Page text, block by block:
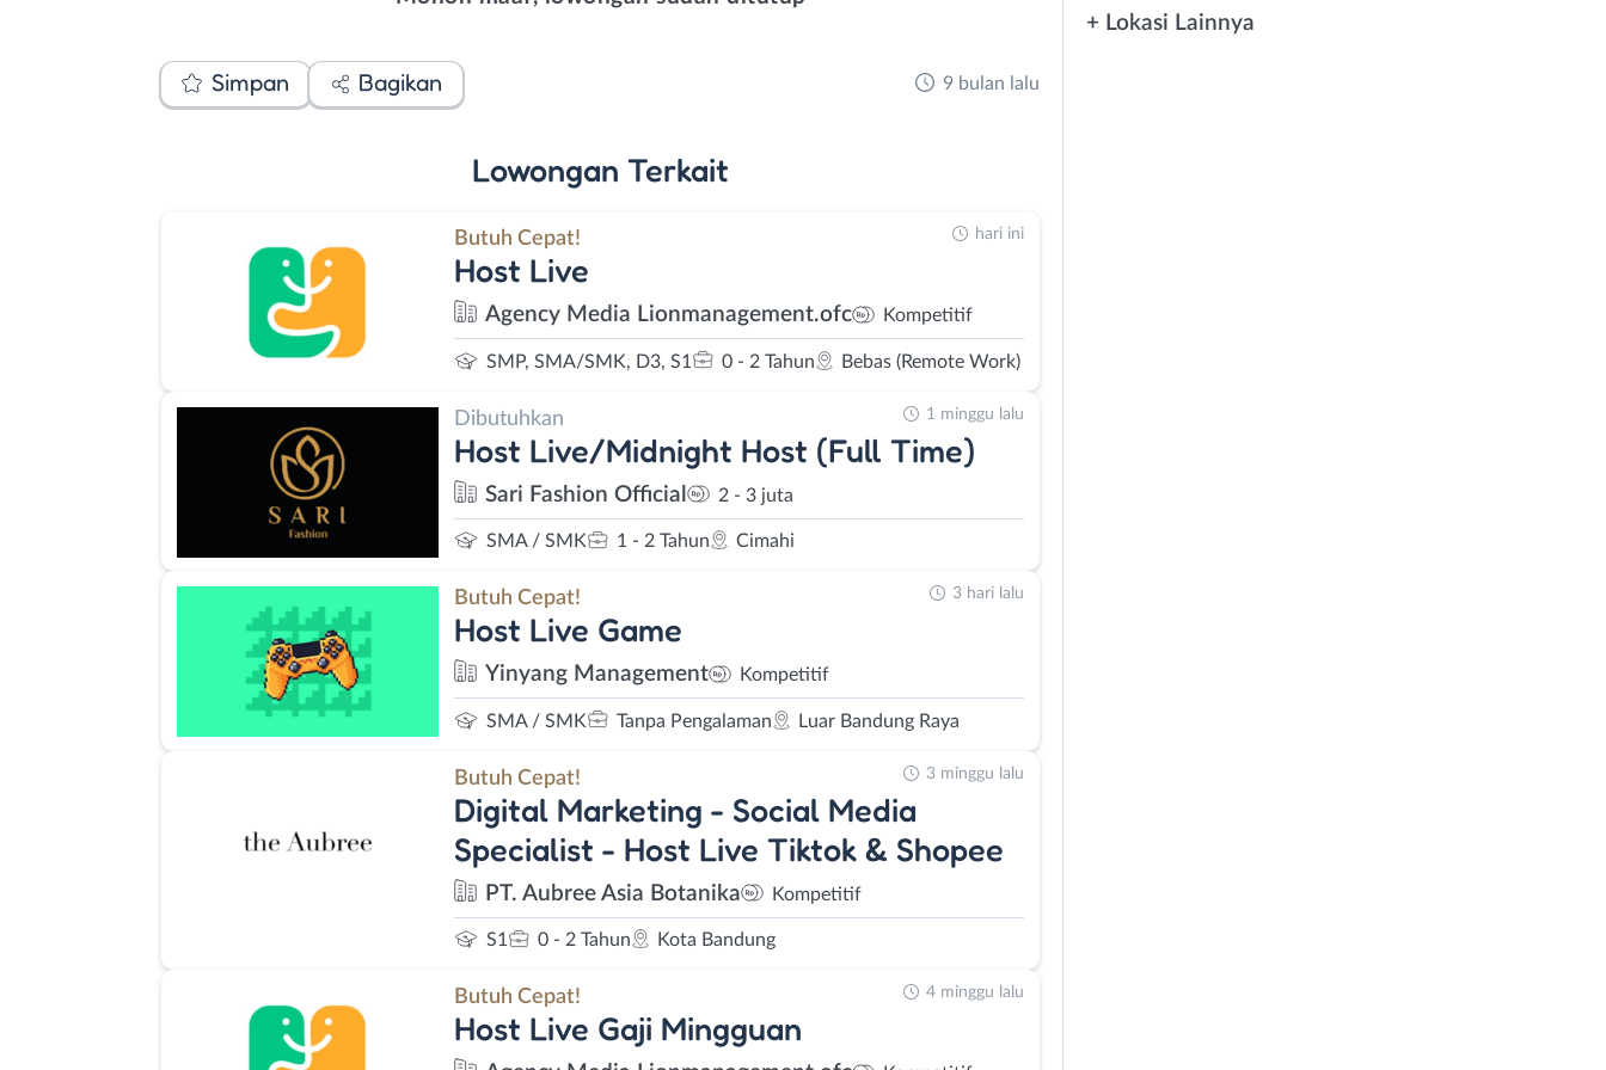
Simpan Bagikan 9 bulan lalu
Lowongan Terkait
Butuh Cepat!
Host Live
Agency Media Lionmanagement.ofc Kompetitif
SMP, SMA/SMK, D3, S1 0 - 2 Tahun Bebas (Remote Work)
hari ini
Dibutuhkan
Host Live/Midnight Host (Full Time)
Sari Fashion Official 2 - 3 juta
SMA / SMK 1 - 2 Tahun Cimahi
1 minggu lalu
Butuh Cepat!
Host Live Game
Yinyang Management Kompetitif
SMA / SMK Tanpa Pengalaman Luar Bandung Raya
3 hari lalu
Butuh Cepat!
Digital Marketing - Social Media
Specialist - Host Live Tiktok & Shopee
PT. Aubree Asia Botanika Kompetitif
S1 0 - 2 Tahun Kota Bandung
3 minggu lalu
Butuh Cepat!
Host Live Gaji Mingguan
4 minggu lalu
+ Lokasi Lainnya